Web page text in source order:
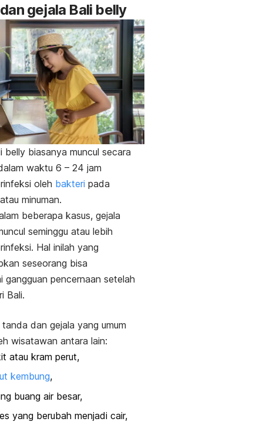
gejala Bali belly
belly biasanya muncul secara
waktu 6 – 24 jam
oleh bakteri pada
minuman.
beberapa kasus, gejala
seminggu atau lebih
Hal inilah yang
seseorang bisa
gangguan pencernaan setelah
Bali.
dan gejala yang umum
wisatawan antara lain:
atau kram perut,
kembung,
buang air besar,
yang berubah menjadi cair,